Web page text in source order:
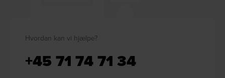
Hvordan kan vi hjælpe?
+45 71 74 71 34